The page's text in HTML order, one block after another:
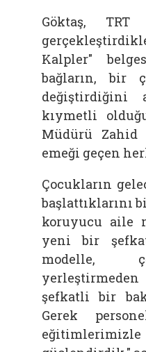
Göktaş,
Kalpler"
bağların, bir
değiştirdiğini
kıymetli
Müdürü Zahid
emeği geçen
Çocukların
başlattıklarını
koruyucu aile
yeni bir
modelle,
şefkatli bir
Gerek